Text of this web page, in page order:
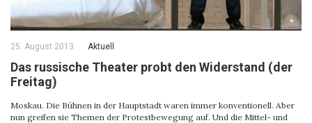
25. August 2013 Aktuell
Das russische Theater probt den Widerstand (der
Freitag)
Moskau. Die Bühnen in der Hauptstadt waren immer konventionell. Aber
nun greifen sie Themen der Protestbewegung auf. Und die Mittel- und